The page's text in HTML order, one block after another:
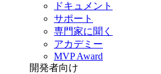
ドキュメント
サポート
専門家に聞く
アカデミー
MVP Award
開発者向け